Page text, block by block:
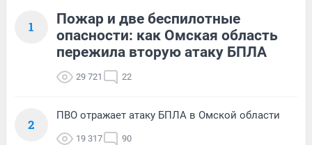
1
Пожар и две беспилотные
опасности: как Омская область
пережила вторую атаку БПЛА
29 721 22
2
ПВО отражает атаку БПЛА в Омской области
19 317 90